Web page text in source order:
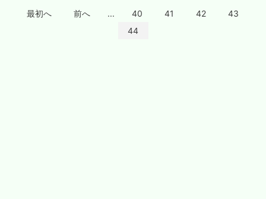
最初へ 前へ ... 40 41 42
43
44